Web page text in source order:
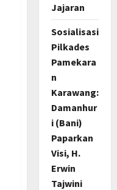
Jajaran
Sosialisasi
Pilkades
Pamekara
n
Karawang:
Damanhur
i (Bani)
Paparkan
Visi, H.
Erwin
Tajwini